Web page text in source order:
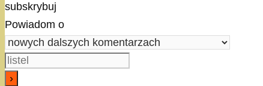
subskrybuj
Powiadom o